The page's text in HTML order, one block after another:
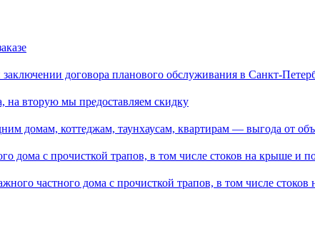
договора планового обслуживания в Санкт-
на вторую мы предоставляем скидку
домам, коттеджам, таунхаусам, квартирам — выгода от
дома с прочисткой трапов, в том числе стоков на крыше и
частного дома с прочисткой трапов, в том числе